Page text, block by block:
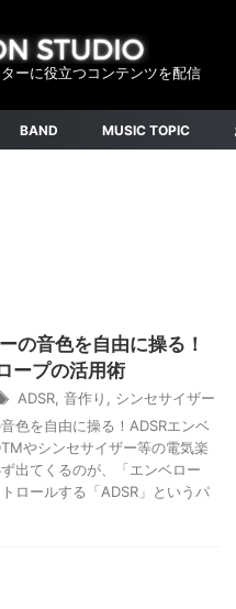
ーに役立つコンテンツを配信
BAND MUSIC TOPIC
の音色を自由に操る！
ープの活用術
ADSR 音作り
シンセサイザー
色を自由に操る！ADSRエンベ
やシンセサイザー等の電気楽
出てくるのが、「エンベロー
ロールする「ADSR」というパ